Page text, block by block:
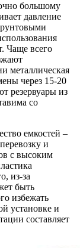
большому
давление
Чаще всего
металлическая
через 15-20
резервуары из
со
емкостей –
и
с высоким
из-за
быть
избежать
установке и
составляет